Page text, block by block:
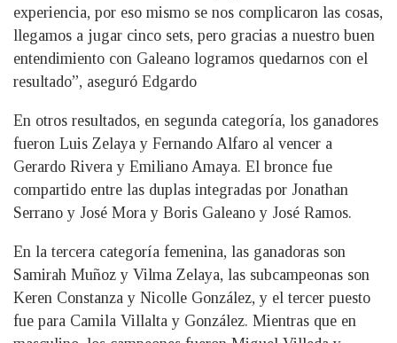
experiencia, por eso mismo se nos complicaron las cosas,
llegamos a jugar cinco sets, pero gracias a nuestro buen
entendimiento con Galeano logramos quedarnos con el
resultado”, aseguró Edgardo
En otros resultados, en segunda categoría, los ganadores
fueron Luis Zelaya y Fernando Alfaro al vencer a
Gerardo Rivera y Emiliano Amaya. El bronce fue
compartido entre las duplas integradas por Jonathan
Serrano y José Mora y Boris Galeano y José Ramos.
En la tercera categoría femenina, las ganadoras son
Samirah Muñoz y Vilma Zelaya, las subcampeonas son
Keren Constanza y Nicolle González, y el tercer puesto
fue para Camila Villalta y González. Mientras que en